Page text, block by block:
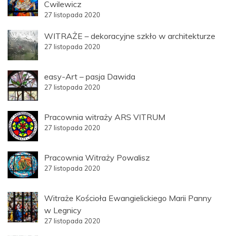
Cwilewicz
27 listopada 2020
WITRAŻE – dekoracyjne szkło w architekturze
27 listopada 2020
easy-Art – pasja Dawida
27 listopada 2020
Pracownia witraży ARS VITRUM
27 listopada 2020
Pracownia Witraży Powalisz
27 listopada 2020
Witraże Kościoła Ewangielickiego Marii Panny
w Legnicy
27 listopada 2020